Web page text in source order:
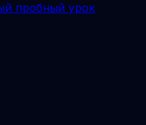
пробный урок